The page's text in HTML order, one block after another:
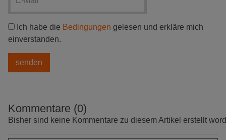
Ich habe die Bedingungen gelesen und erkläre mich
einverstanden.
Kommentare (0)
Bisher sind keine Kommentare zu diesem Artikel erstellt